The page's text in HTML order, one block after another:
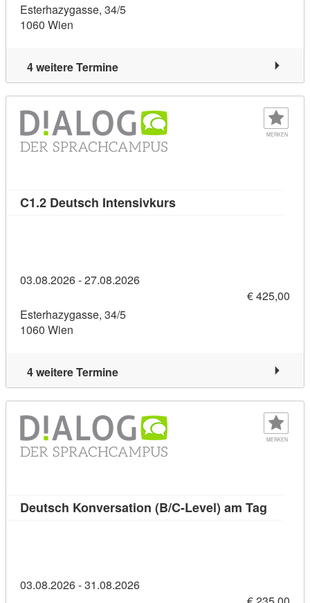
Esterhazygasse, 34/5
1060 Wien
4 weitere Termine
MERKEN
C1.2 Deutsch IntensivkursKursdetail: C1.2
03.08.2026 - 27.08.2026
€ 425,00
Esterhazygasse, 34/5
1060 Wien
4 weitere Termine
MERKEN
Deutsch Konversation (B/C-Level) am Tag
03.08.2026 - 31.08.2026